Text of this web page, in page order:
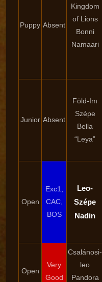
Puppy Absent
Kingdom
of Lions
Bonni
Namaari
Junior Absent
Föld-Im
Szépe
Bella
“Leya”
Open
Exc1,
CAC,
BOS
Leo-
Szépe
Nadin
Open
Very
Good
Csalánosi-
leo
Pandora